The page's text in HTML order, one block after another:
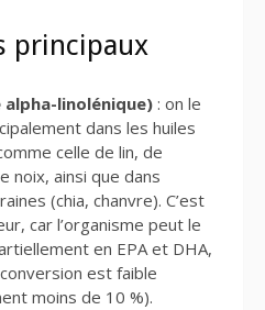
principaux
alpha-linolénique) : on le
dans les huiles
celle de lin, de
noix, ainsi que dans
(chia, chanvre). C’est
car l’organisme peut le
en EPA et DHA,
est faible
moins de 10 %).